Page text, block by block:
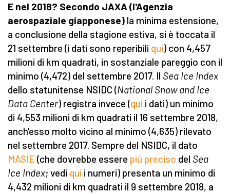
E nel 2018? Secondo JAXA (l'Agenzia
aerospaziale giapponese) la minima estensione,
a conclusione della stagione estiva, si è toccata il
21 settembre (i dati sono reperibili qui) con 4,457
milioni di km quadrati, in sostanziale pareggio con il
minimo (4,472) del settembre 2017. Il Sea Ice Index
dello statunitense NSIDC (National Snow and Ice
Data Center) registra invece (qui i dati) un minimo
di 4,553 milioni di km quadrati il 16 settembre 2018,
anch'esso molto vicino al minimo (4,635) rilevato
nel settembre 2017. Sempre del NSIDC, il dato
MASIE (che dovrebbe essere più preciso del Sea
Ice Index; vedi qui i numeri) presenta un minimo di
4,432 milioni di km quadrati il 9 settembre 2018, a